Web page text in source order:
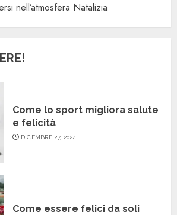
nell’atmosfera Natalizia
Come lo sport migliora salute
e felicità
DICEMBRE 27, 2024
Come essere felici da soli